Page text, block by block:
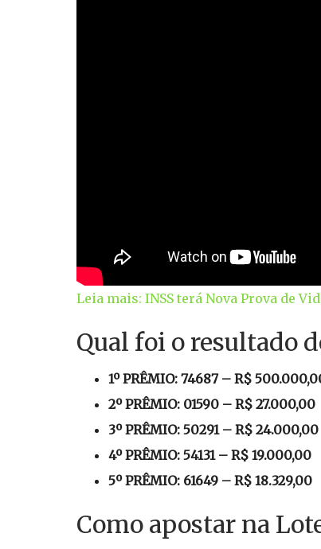
Leia mais: INSS terá Nova Prova de
Qual foi o resultado
1º PRÊMIO: 74687 – R$
2º PRÊMIO: 01590 – R$ 27.000,00
3º PRÊMIO: 50291 – R$ 24.000,00
4º PRÊMIO: 54131 – R$ 19.000,00
5º PRÊMIO: 61649 – R$ 18.329,00
Como apostar na